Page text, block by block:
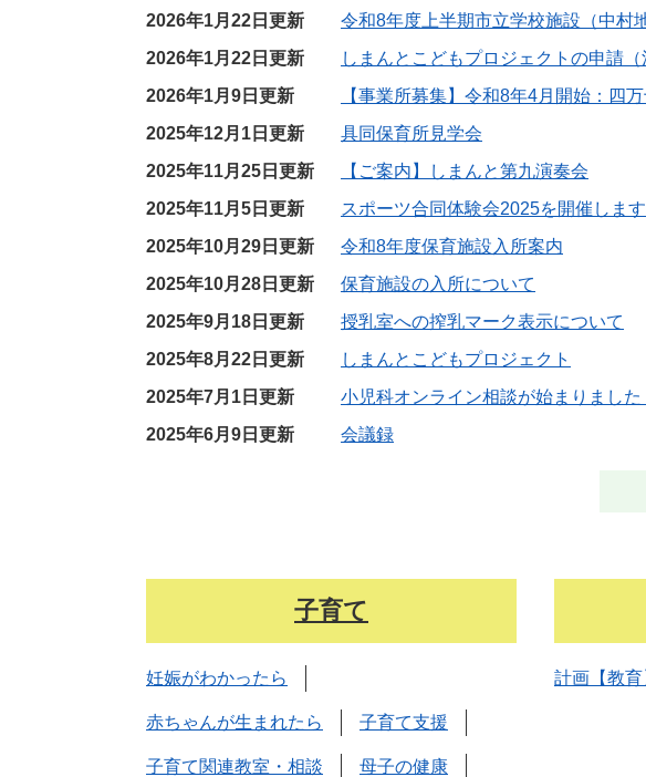
2026年1月22日更新
令和8年度上半期市立学校施設（中村
2026年1月22日更新
しまんとこどもプロジェクトの申請
2026年1月9日更新
【事業所募集】令和8年4月開始：四
2025年12月1日更新
具同保育所見学会
2025年11月25日更新
【ご案内】しまんと第九演奏会
2025年11月5日更新
スポーツ合同体験会2025を開催します
2025年10月29日更新
令和8年度保育施設入所案内
2025年10月28日更新
保育施設の入所について
2025年9月18日更新
授乳室への搾乳マーク表示について
2025年8月22日更新
しまんとこどもプロジェクト
2025年7月1日更新
小児科オンライン相談が始まりました
2025年6月9日更新
会議録
子育て
妊娠がわかったら
赤ちゃんが生まれたら 子育て支援
子育て関連教室・相談 母子の健康
計画【教育